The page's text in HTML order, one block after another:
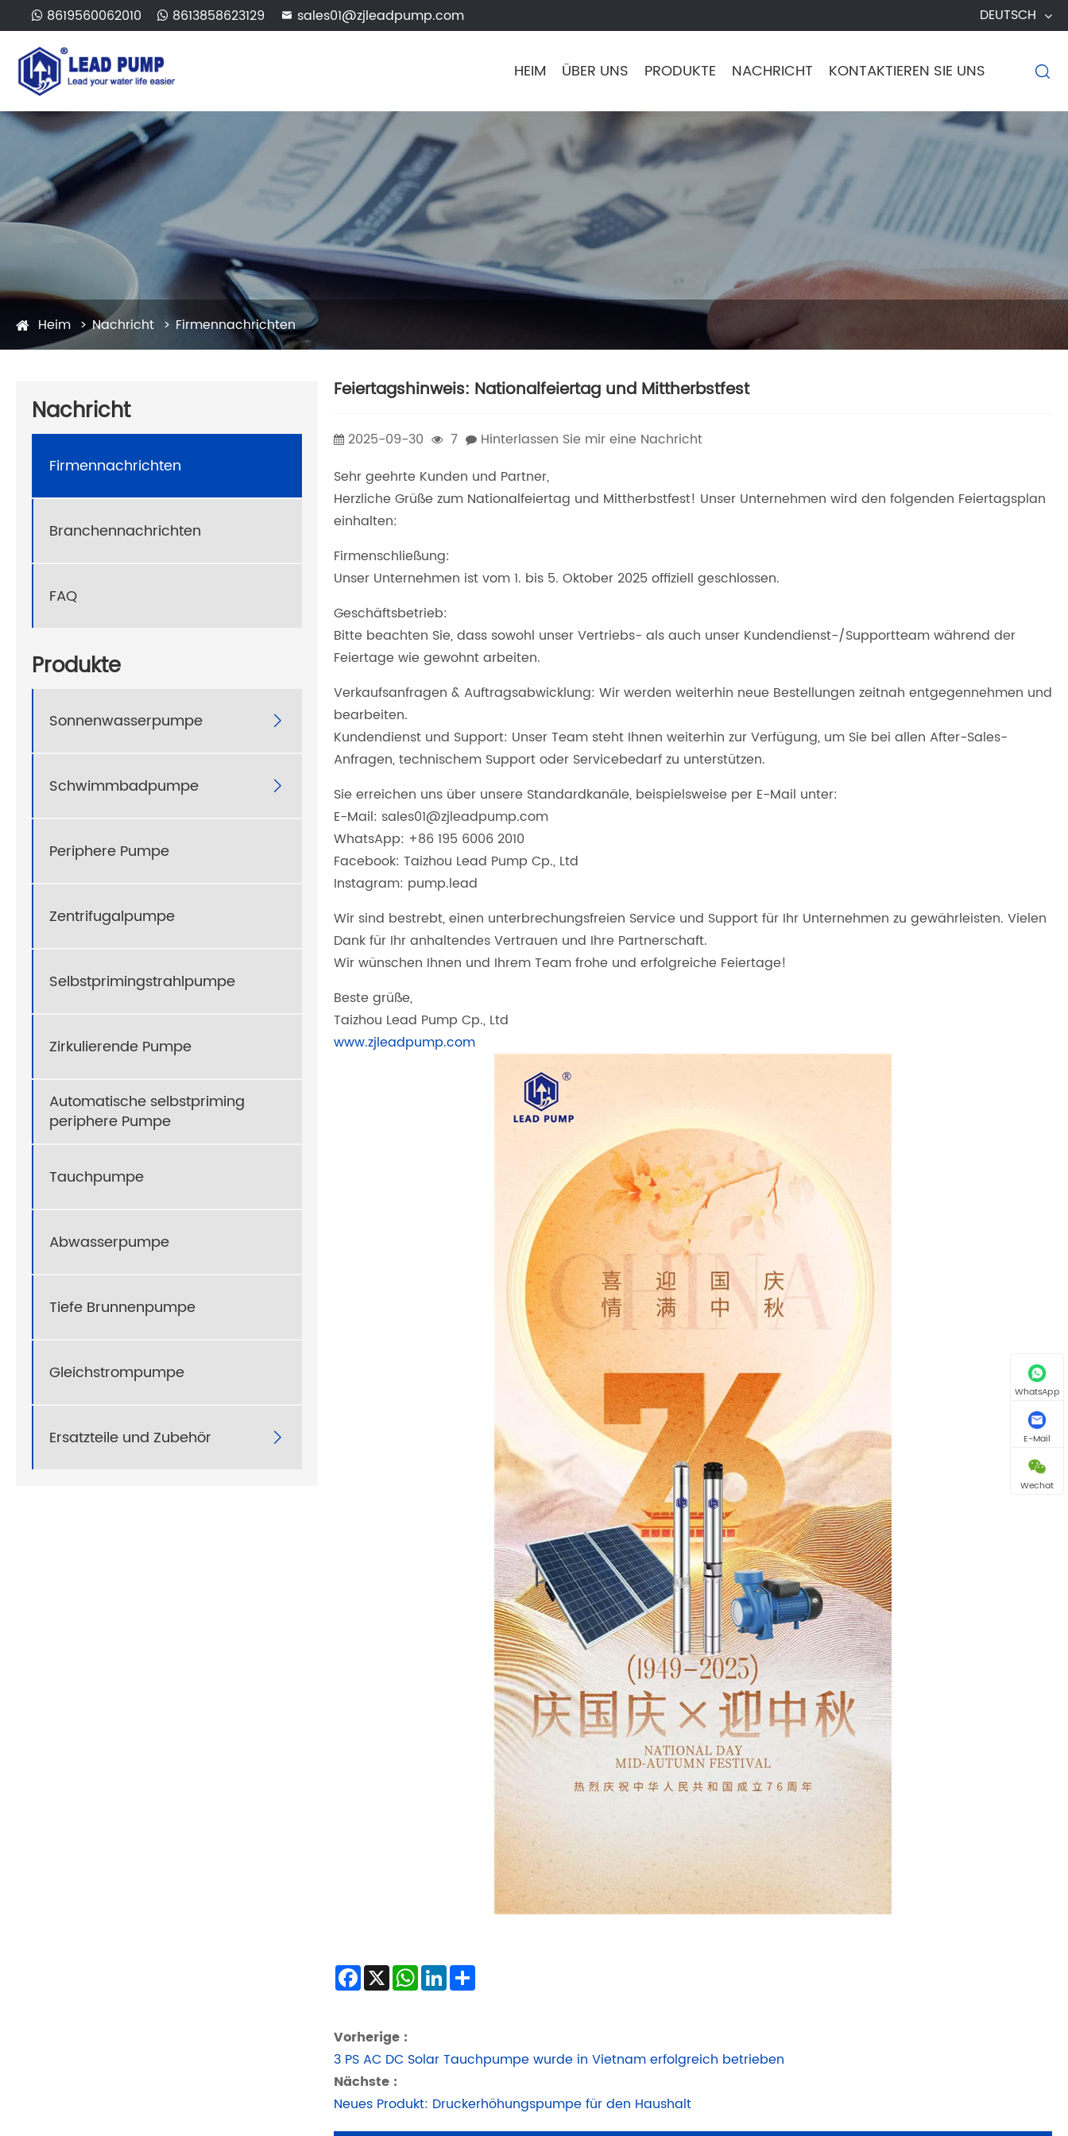
8619560062010 8613858623129  sales01@zjleadpump.com DEUTSCH
HEIM ÜBER UNS PRODUKTE NACHRICHT KONTAKTIEREN SIE UNS 
Heim Nachricht Firmennachrichten
Nachricht
Firmennachrichten
Branchennachrichten
FAQ
Produkte
Sonnenwasserpumpe 
Schwimmbadpumpe 
Periphere Pumpe
Zentrifugalpumpe
Selbstprimingstrahlpumpe
Zirkulierende Pumpe
Automatische selbstpriming
periphere Pumpe
Tauchpumpe
Abwasserpumpe
Tiefe Brunnenpumpe
Gleichstrompumpe
Ersatzteile und Zubehör 
Feiertagshinweis: Nationalfeiertag und Mittherbstfest
2025-09-30 7
Hinterlassen Sie mir eine Nachricht
Sehr geehrte Kunden und Partner,
Herzliche Grüße zum Nationalfeiertag und Mittherbstfest! Unser Unternehmen wird den folgenden Feiertagsplan
einhalten:
Firmenschließung:
Unser Unternehmen ist vom 1. bis 5. Oktober 2025 offiziell geschlossen.
Geschäftsbetrieb:
Bitte beachten Sie, dass sowohl unser Vertriebs- als auch unser Kundendienst-/Supportteam während der
Feiertage wie gewohnt arbeiten.
Verkaufsanfragen & Auftragsabwicklung: Wir werden weiterhin neue Bestellungen zeitnah entgegennehmen und
bearbeiten.
Kundendienst und Support: Unser Team steht Ihnen weiterhin zur Verfügung, um Sie bei allen After-Sales-
Anfragen, technischem Support oder Servicebedarf zu unterstützen.
Sie erreichen uns über unsere Standardkanäle, beispielsweise per E-Mail unter:
E-Mail: sales01@zjleadpump.com
WhatsApp: +86 195 6006 2010
Facebook: Taizhou Lead Pump Cp., Ltd
Instagram: pump.lead
Wir sind bestrebt, einen unterbrechungsfreien Service und Support für Ihr Unternehmen zu gewährleisten. Vielen
Dank für Ihr anhaltendes Vertrauen und Ihre Partnerschaft.
Wir wünschen Ihnen und Ihrem Team frohe und erfolgreiche Feiertage!
Beste grüße,
Taizhou Lead Pump Cp., Ltd
www.zjleadpump.com
Facebook
X WhatsApp
LinkedIn
Vorherige :
3 PS AC DC Solar Tauchpumpe wurde in Vietnam erfolgreich betrieben
Nächste :
Neues Produkt: Druckerhöhungspumpe für den Haushalt
WhatsApp
E-Mail
Wechat